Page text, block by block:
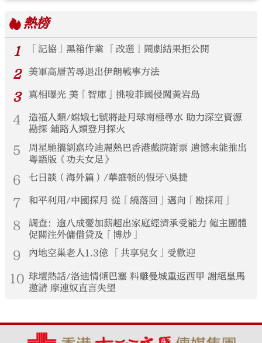
熱榜
1
「記協」黑箱作業 「改選」鬧劇結果拒公開
2 美軍高層苦尋退出伊朗戰事方法
3 真相曝光 美「智庫」挑唆菲國侵闖黃岩島
4
造福人類/嫦娥七號將赴月球南極尋水 助力深空資源
勘探 鋪路人類登月探火
5
周星馳攜劉嘉玲迪麗熱巴香港戲院謝票 遺憾未能推出
粵語版《功夫女足》
6 七日談（海外篇）/華盛頓的假牙\吳捷
7 和平利用/中國探月 從「繞落回」邁向「勘採用」
8
調查：逾八成憂加薪超出家庭經濟承受能力 僱主團體
促關注外傭借貸及「博炒」
9 內地空巢老人1.3億 「共享兒女」受歡迎
10 球壇熱話/洛迪情傾巴塞 料離曼城重返西甲 謝絕皇馬
邀請 摩連奴直言失望